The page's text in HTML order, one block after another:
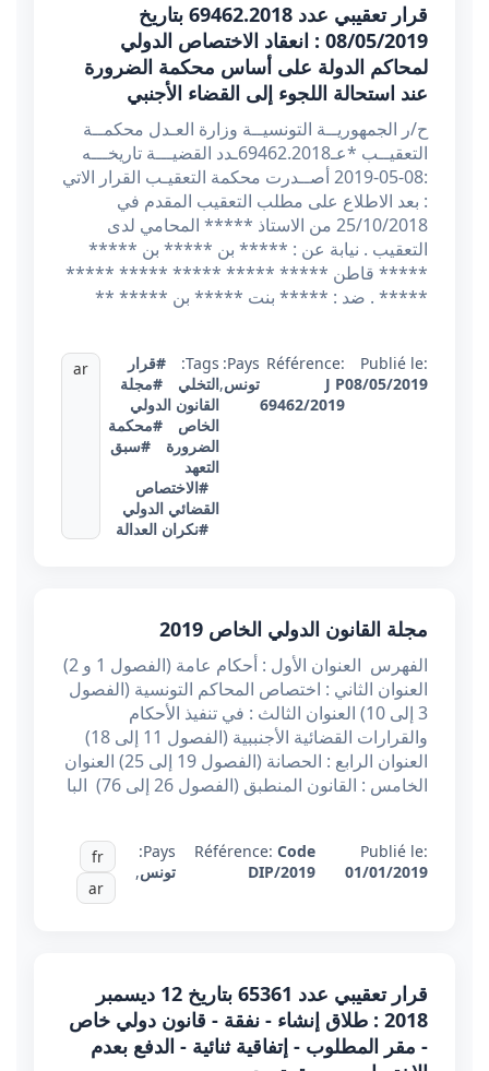
قرار تعقيبي عدد 69462.2018 بتاريخ
08/05/2019 : انعقاد الاختصاص الدولي
لمحاكم الدولة على أساس محكمة الضرورة
عند استحالة اللجوء إلى القضاء الأجنبي
ح/ر الجمهوريــة التونسيــة وزارة العـدل محكمــة
التعقيــب *عـ69462.2018ـدد القضيـــة تاريخـــه
:08-05-2019 أصــدرت محكمة التعقيـب القرار الاتي
: بعد الاطلاع على مطلب التعقيب المقدم في
25/10/2018 من الاستاذ ***** المحامي لدى
التعقيب . نيابة عن : ***** بن ***** بن *****
***** قاطن ***** ***** ***** ***** *****
***** . ضد : ***** بنت ***** بن ***** **
Publié le:
08/05/2019
Référence:
J P
69462/2019
Pays:
تونس,
Tags:
#قرار
التخلي
#مجلة
القانون الدولي
الخاص
#محكمة
الضرورة
#سبق
التعهد
#الاختصاص
القضائي الدولي
#نكران العدالة
ar
مجلة القانون الدولي الخاص 2019
الفهرس العنوان الأول : أحكام عامة (الفصول 1 و 2)
العنوان الثاني : اختصاص المحاكم التونسية (الفصول
3 إلى 10) العنوان الثالث : في تنفيذ الأحكام
والقرارات القضائية الأجنببية (الفصول 11 إلى 18)
العنوان الرابع : الحصانة (الفصول 19 إلى 25) العنوان
الخامس : القانون المنطبق (الفصول 26 إلى 76) البا
Publié le:
01/01/2019
Référence: Code
DIP/2019
Pays:
تونس,
fr
ar
قرار تعقيبي عدد 65361 بتاريخ 12 ديسمبر
2018 : طلاق إنشاء - نفقة - قانون دولي خاص
- مقر المطلوب - إتفاقية ثنائية - الدفع بعدم